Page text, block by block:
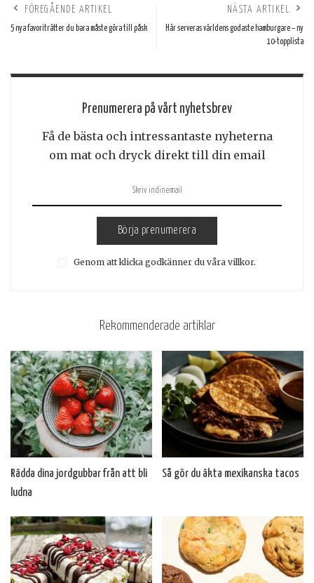
FÖREGÅENDE ARTIKEL
5 nya favoriträtter du bara måste göra till påsk
NÄSTA ARTIKEL
Här serveras världens godaste hamburgare – ny
10-topplista
Prenumerera på vårt nyhetsbrev
Få de bästa och intressantaste nyheterna
om mat och dryck direkt till din email
Börja prenumerera
Genom att klicka godkänner du våra villkor.
Rekommenderade artiklar
Rädda dina jordgubbar från att bli
ludna
Så gör du äkta mexikanska tacos